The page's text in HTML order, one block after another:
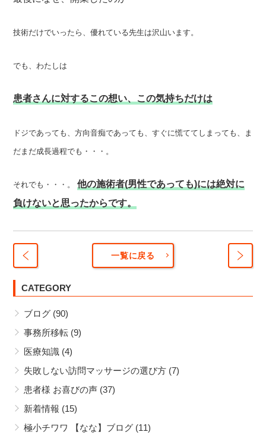
技術だけでいったら、優れている先生は沢山います。
でも、わたしは
患者さんに対するこの想い、この気持ちだけは
ドジであっても、方向音痴であっても、すぐに慌ててしまっても、ま
だまだ成長過程でも・・・。
それでも・・・。
他の施術者(男性であっても)には絶対に
負けないと思ったからです。
以下
も
介護
ビス
を使
が出
来ま
す
一覧に戻る
CATEGORY
ブログ (90)
事務所移転 (9)
医療知識 (4)
失敗しない訪問マッサージの選び方 (7)
患者様 お喜びの声 (37)
新着情報 (15)
極小チワワ 【なな】ブログ (11)